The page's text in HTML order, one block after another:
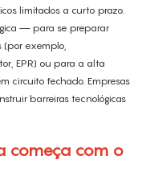
limitados a curto prazo.
— para se preparar
(por exemplo,
EPR) ou para a alta
circuito fechado. Empresas
barreiras tecnológicas
começa com o